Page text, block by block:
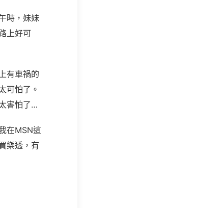
時，妹妹
上好可
有車禍的
可怕了。
害怕了…
在MSN這
樂透，有